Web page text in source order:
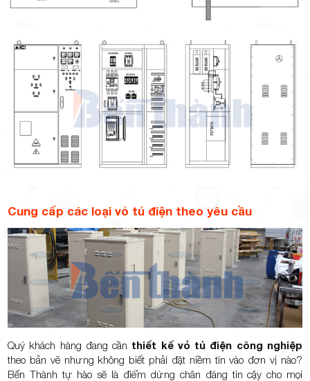
Cung cấp các loại vỏ tủ điện theo yêu cầu
Quý khách hàng đang cần thiết kế vỏ tủ điện công nghiệp
theo bản vẽ nhưng không biết phải đặt niềm tin vào đơn vị nào?
Bến Thành tự hào sẽ là điểm dừng chân đáng tin cậy cho mọi